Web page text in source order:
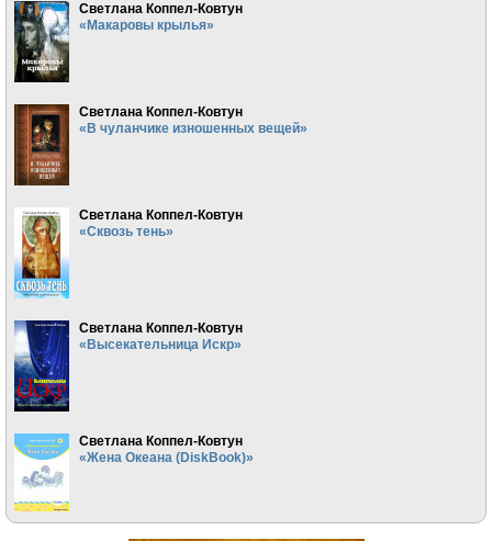
Светлана Коппел-Ковтун
«Макаровы крылья»
Светлана Коппел-Ковтун
«В чуланчике изношенных вещей»
Светлана Коппел-Ковтун
«Сквозь тень»
Светлана Коппел-Ковтун
«Высекательница Искр»
Светлана Коппел-Ковтун
«Жена Океана (DiskBook)»